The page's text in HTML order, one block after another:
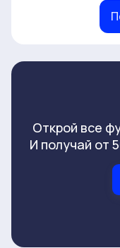
Открой все
И получай от